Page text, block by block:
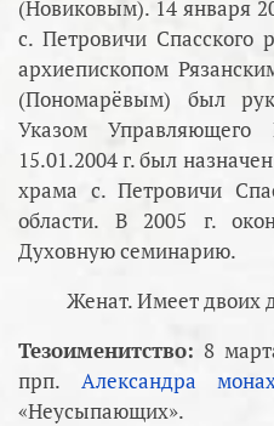
(Новиковым). 14 января
с. Петровичи Спасского
архиепископом
(Пономарёвым) был
Указом Управляющего
15.01.2004 г. был
храма с. Петровичи
области. В 2005 г.
Духовную семинарию.
Женат. Имеет двоих
Тезоименитство: 8
прп. Александра
«Неусыпающих».